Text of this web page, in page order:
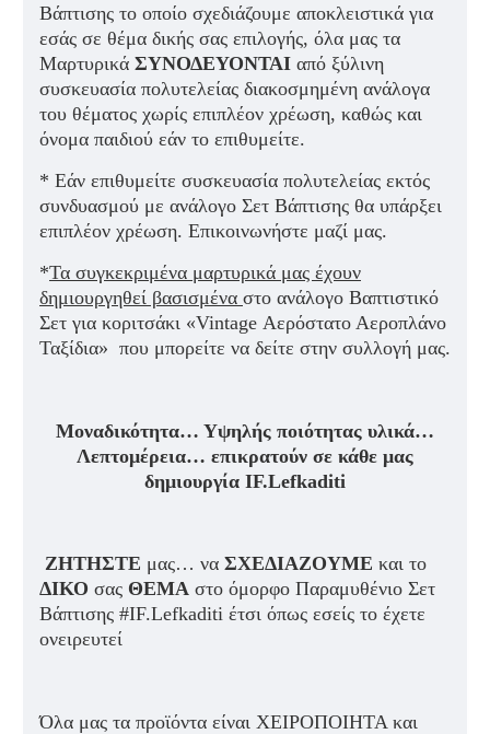
Βάπτισης το οποίο σχεδιάζουμε αποκλειστικά για
εσάς σε θέμα δικής σας επιλογής, όλα μας τα
Μαρτυρικά ΣΥΝΟΔΕΥΟΝΤΑΙ από ξύλινη
συσκευασία πολυτελείας διακοσμημένη ανάλογα
του θέματος χωρίς επιπλέον χρέωση, καθώς και
όνομα παιδιού εάν το επιθυμείτε.
* Εάν επιθυμείτε συσκευασία πολυτελείας εκτός
συνδυασμού με ανάλογο Σετ Βάπτισης θα υπάρξει
επιπλέον χρέωση. Επικοινωνήστε μαζί μας.
*Τα συγκεκριμένα μαρτυρικά μας έχουν
δημιουργηθεί βασισμένα στο ανάλογο Βαπτιστικό
Σετ για κοριτσάκι «Vintage Αερόστατο Αεροπλάνο
Ταξίδια» που μπορείτε να δείτε στην συλλογή μας.
Μοναδικότητα… Υψηλής ποιότητας υλικά…
Λεπτομέρεια… επικρατούν σε κάθε μας
δημιουργία IF.Lefkaditi
ΖΗΤΗΣΤΕ μας… να ΣΧΕΔΙΑΖΟΥΜΕ και το
ΔΙΚΟ σας ΘΕΜΑ στο όμορφο Παραμυθένιο Σετ
Βάπτισης #IF.Lefkaditi έτσι όπως εσείς το έχετε
ονειρευτεί
Όλα μας τα προϊόντα είναι ΧΕΙΡΟΠΟΙΗΤΑ και